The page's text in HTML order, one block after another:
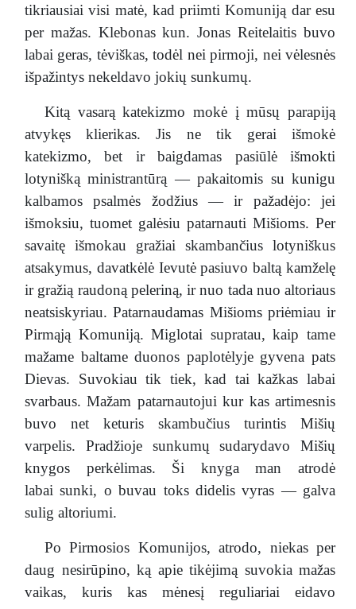
tikriausiai visi matė, kad priimti Komuniją dar esu
per mažas. Klebonas kun. Jonas Reitelaitis buvo
labai geras, tėviškas, todėl nei pirmoji, nei vėlesnės
išpažintys nekeldavo jokių sunkumų.
Kitą vasarą katekizmo mokė į mūsų parapiją
atvykęs klierikas. Jis ne tik gerai išmokė
katekizmo, bet ir baigdamas pasiūlė išmokti
lotynišką ministrantūrą — pakaitomis su kunigu
kalbamos psalmės žodžius — ir pažadėjo: jei
išmoksiu, tuomet galėsiu patarnauti Mišioms. Per
savaitę išmokau gražiai skambančius lotyniškus
atsakymus, davatkėlė Ievutė pasiuvo baltą kamželę
ir gražią raudoną peleriną, ir nuo tada nuo altoriaus
neatsiskyriau. Patarnaudamas Mišioms priėmiau ir
Pirmąją Komuniją. Miglotai supratau, kaip tame
mažame baltame duonos paplotėlyje gyvena pats
Dievas. Suvokiau tik tiek, kad tai kažkas labai
svarbaus. Mažam patarnautojui kur kas artimesnis
buvo net keturis skambučius turintis Mišių
varpelis. Pradžioje sunkumų sudarydavo Mišių
knygos perkėlimas. Ši knyga man atrodė
labai sunki, o buvau toks didelis vyras — galva
sulig altoriumi.
Po Pirmosios Komunijos, atrodo, niekas per
daug nesirūpino, ką apie tikėjimą suvokia mažas
vaikas, kuris kas mėnesį reguliariai eidavo